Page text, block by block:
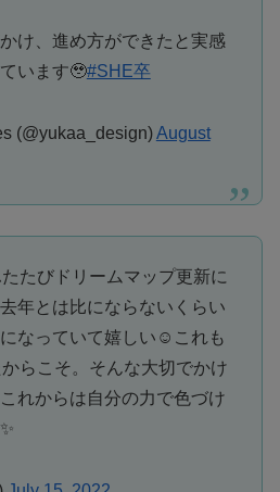
け、進め方ができたと実感
います🥹#SHE卒
(@yukaa_design)August
たびドリームマップ更新に
年とは比にならないくらい
なっていて嬉しい☺️これも
らこそ。そんな大切でかけ
れからは自分の力で色づけ